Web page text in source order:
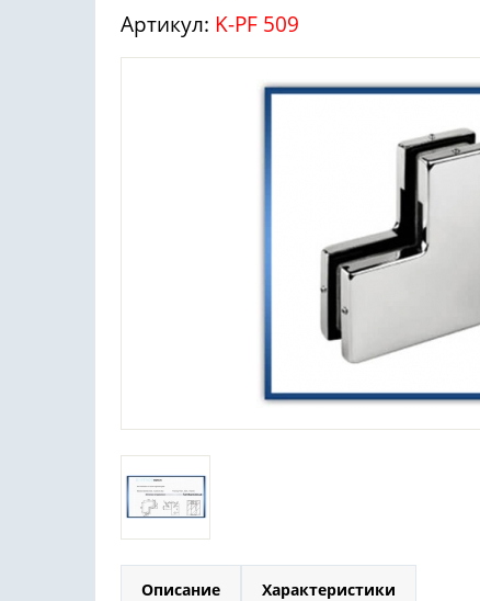
Артикул: K-PF 509
Описание Характеристики